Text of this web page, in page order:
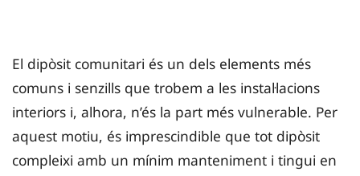
El dipòsit comunitari és un dels elements més
comuns i senzills que trobem a les instal·lacions
interiors i, alhora, n’és la part més vulnerable. Per
aquest motiu, és imprescindible que tot dipòsit
compleixi amb un mínim manteniment i tingui en